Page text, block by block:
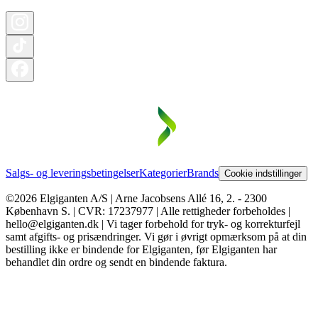
Salgs- og leveringsbetingelserKategorierBrands Cookie indstillinger
©2026 Elgiganten A/S | Arne Jacobsens Allé 16, 2. - 2300
København S. | CVR: 17237977 | Alle rettigheder forbeholdes |
hello@elgiganten.dk | Vi tager forbehold for tryk- og korrekturfejl
samt afgifts- og prisændringer. Vi gør i øvrigt opmærksom på at din
bestilling ikke er bindende for Elgiganten, før Elgiganten har
behandlet din ordre og sendt en bindende faktura.